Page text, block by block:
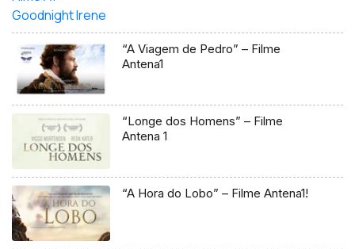
“A Viagem de Pedro” – Filme
Antena1
“Longe dos Homens” – Filme
Antena 1
“A Hora do Lobo” – Filme Antena1!